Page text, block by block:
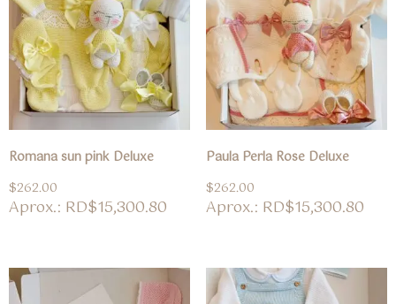
Romana sun pink Deluxe
$262.00
Aprox.: RD$15,300.80
Paula Perla Rose Deluxe
$262.00
Aprox.: RD$15,300.80